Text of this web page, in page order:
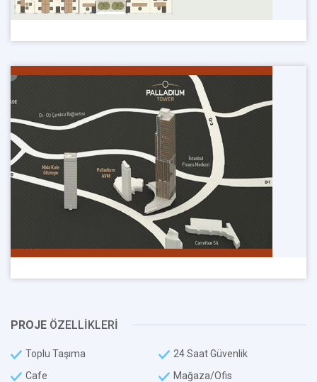
PROJE ÖZELLİKLERİ
Toplu Taşıma
24 Saat Güvenlik
Cafe
Mağaza/Ofis